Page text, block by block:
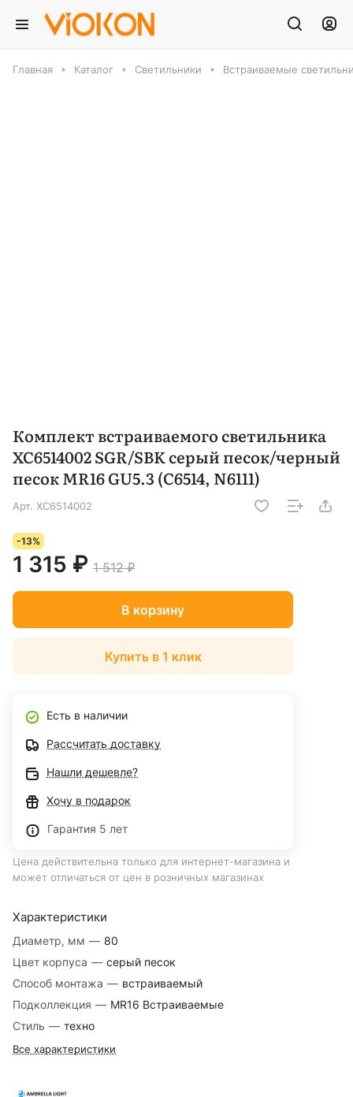
Главная Каталог Светильники Встраиваемые
Комплект встраиваемого светильника
XC6514002 SGR/SBK серый песок/черный
песок MR16 GU5.3 (C6514, N6111)
Арт. XC6514002
Характеристики
Диаметр, мм — 80
Цвет корпуса — серый песок
Способ монтажа — встраиваемый
Подколлекция — MR16 Встраиваемые
Стиль — техно
Все характеристики
-13%
1 315 ₽ 1 512 ₽
В корзину
Купить в 1 клик
Есть в наличии
Рассчитать доставку
Нашли дешевле?
Хочу в подарок
Гарантия 5 лет
Цена действительна только для интернет-магазина и
может отличаться от цен в розничных магазинах